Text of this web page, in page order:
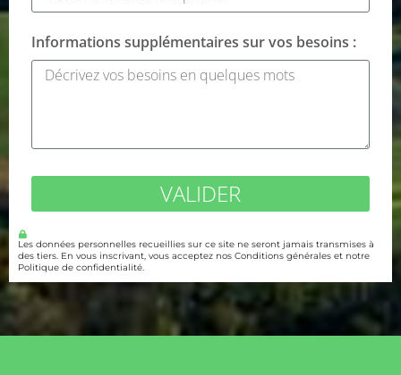
Informations supplémentaires sur vos besoins :
VALIDER
Les données personnelles recueillies sur ce site ne seront jamais transmises à
des tiers. En vous inscrivant, vous acceptez nos Conditions générales et notre
Politique de confidentialité.